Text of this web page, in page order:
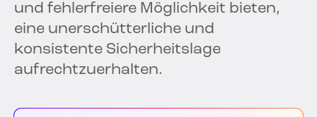
und fehlerfreiere Möglichkeit bieten,
eine unerschütterliche und
konsistente Sicherheitslage
aufrechtzuerhalten.